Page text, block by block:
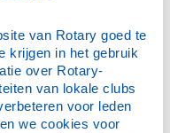
van Rotary goed te
krijgen in het gebruik
over Rotary-
van lokale clubs
voor leden
we cookies voor
mijn login (je blijft